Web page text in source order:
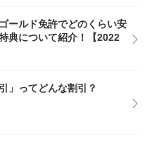
ールド免許でどのくらい安
典について紹介！【2022
」ってどんな割引？